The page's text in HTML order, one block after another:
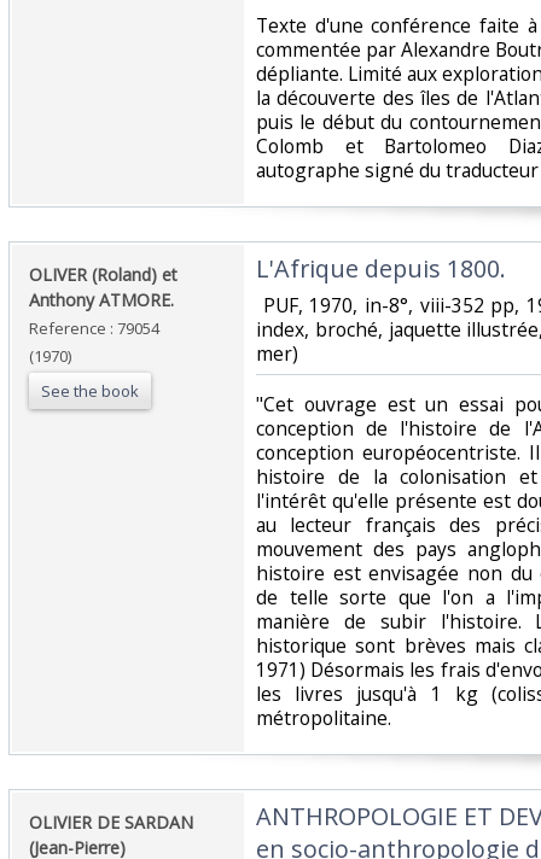
‎Texte d'une conférence faite
commentée par Alexandre
dépliante. Limité aux
la découverte des îles de
puis le début du
Colomb et Bartolomeo
autographe signé du
‎OLIVER (Roland) et
Anthony ATMORE.‎
Reference : 79054
(1970)
See the book
‎L'Afrique depuis 1800.‎
PUF, 1970, in-8°, viii-352 pp,
index, broché, jaquette
mer)‎
‎"Cet ouvrage est un essai
conception de l'histoire de
conception européocentriste.
histoire de la colonisation
l'intérêt qu'elle présente est
au lecteur français des
mouvement des pays
histoire est envisagée non du
de telle sorte que l'on a
manière de subir l'histoire.
historique sont brèves mais
1971) Désormais les frais
les livres jusqu'à 1 kg
métropolitaine.‎
‎OLIVIER DE SARDAN
(Jean-Pierre)‎
‎ANTHROPOLOGIE ET
en socio-anthropologie